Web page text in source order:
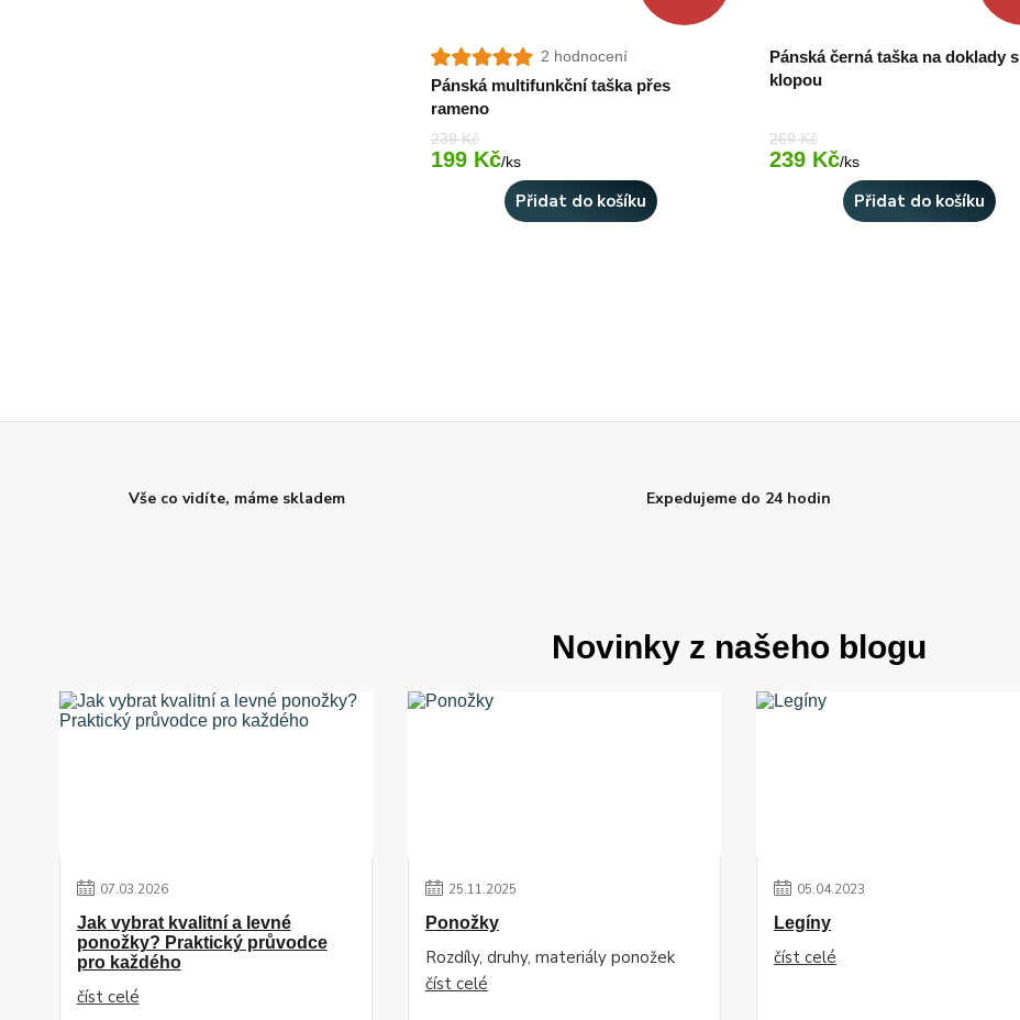
2 hodnocení
Pánská multifunkční taška přes
rameno
239 Kč
199 Kč/ks
Přidat do košíku
Pánská černá taška na doklady s
klopou
269 Kč
239 Kč/ks
Přidat do košíku
Vše co vidíte, máme skladem Expedujeme do 24 hodin
Novinky z našeho blogu
07.03.2026
Jak vybrat kvalitní a levné
ponožky? Praktický průvodce
pro každého
číst celé
25.11.2025
Ponožky
Rozdíly, druhy, materiály ponožek
číst celé
05.04.2023
Legíny
číst celé